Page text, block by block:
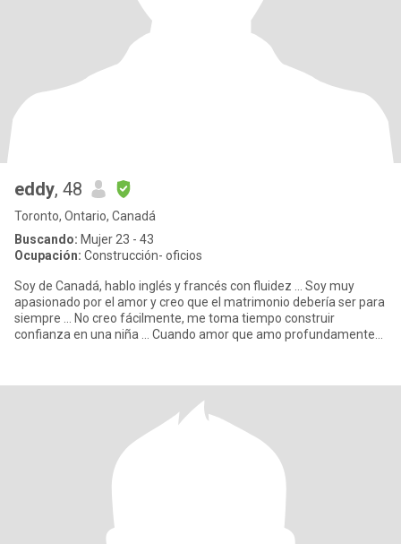
eddy, 48
Toronto, Ontario, Canadá
Buscando: Mujer 23 - 43
Ocupación: Construcción- oficios
Soy de Canadá, hablo inglés y francés con fluidez ... Soy muy
apasionado por el amor y creo que el matrimonio debería ser para
siempre ... No creo fácilmente, me toma tiempo construir
confianza en una niña ... Cuando amor que amo profundamente